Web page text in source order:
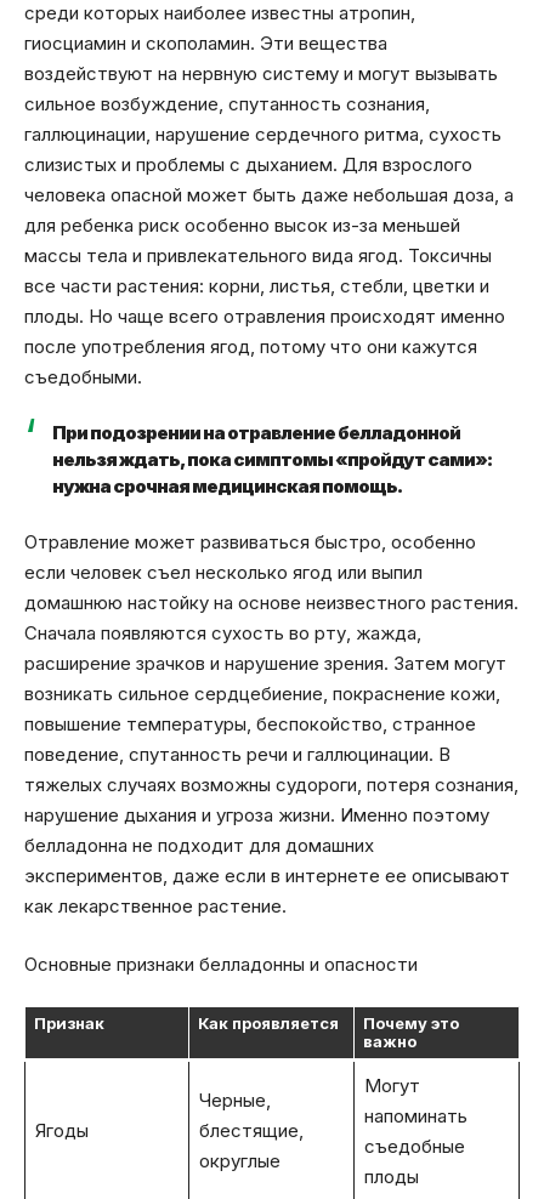
среди которых наиболее известны атропин,
гиосциамин и скополамин. Эти вещества
воздействуют на нервную систему и могут вызывать
сильное возбуждение, спутанность сознания,
галлюцинации, нарушение сердечного ритма, сухость
слизистых и проблемы с дыханием. Для взрослого
человека опасной может быть даже небольшая доза, а
для ребенка риск особенно высок из-за меньшей
массы тела и привлекательного вида ягод. Токсичны
все части растения: корни, листья, стебли, цветки и
плоды. Но чаще всего отравления происходят именно
после употребления ягод, потому что они кажутся
съедобными.
При подозрении на отравление белладонной
нельзя ждать, пока симптомы «пройдут сами»:
нужна срочная медицинская помощь.
Отравление может развиваться быстро, особенно
если человек съел несколько ягод или выпил
домашнюю настойку на основе неизвестного растения.
Сначала появляются сухость во рту, жажда,
расширение зрачков и нарушение зрения. Затем могут
возникать сильное сердцебиение, покраснение кожи,
повышение температуры, беспокойство, странное
поведение, спутанность речи и галлюцинации. В
тяжелых случаях возможны судороги, потеря сознания,
нарушение дыхания и угроза жизни. Именно поэтому
белладонна не подходит для домашних
экспериментов, даже если в интернете ее описывают
как лекарственное растение.
Основные признаки белладонны и опасности
Признак Как проявляется
Почему это
важно
Ягоды
Черные,
блестящие,
округлые
Могут
напоминать
съедобные
плоды